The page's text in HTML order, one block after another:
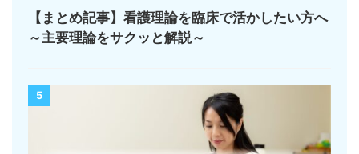
【まとめ記事】看護理論を臨床で活かしたい方へ
～主要理論をサクッと解説～
5